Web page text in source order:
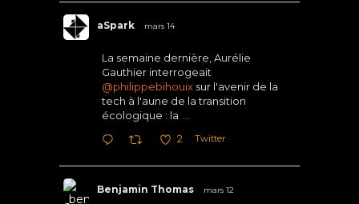
aSpark mars 14
La semaine dernière, Aurélie
Gauthier interrogeait
@philippebihouix sur l'avenir de la
tech à l'aune de la transition
écologique : la
2 Twitter
Benjamin Thomas mars 12